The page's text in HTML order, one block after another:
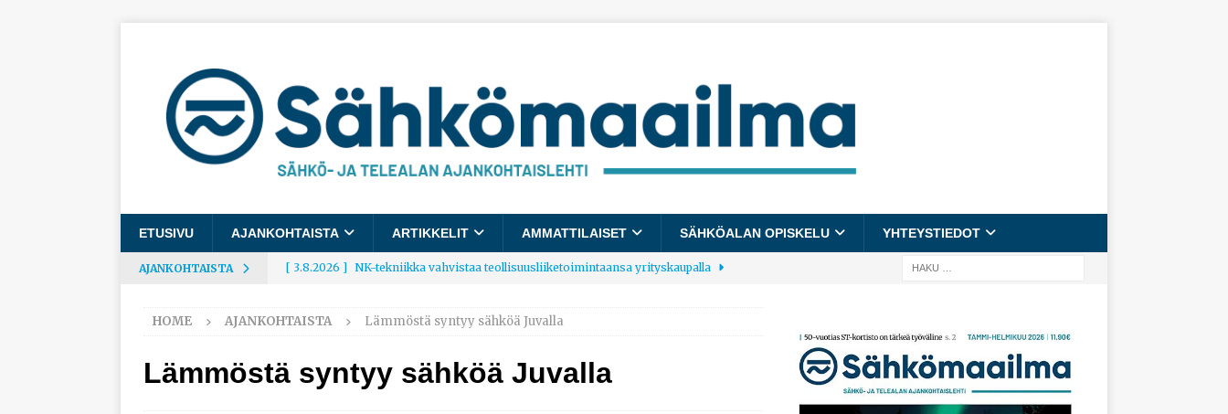
ETUSIVU AJANKOHTAISTA ARTIKKELIT AMMATTILAISET SÄHKÖALAN OPISKELU YHTEYSTIEDOT
AJANKOHTAISTA [ 3.8.2026 ] NK-tekniikka vahvistaa teollisuusliiketoimintaansa yrityskaupalla
[ 3.8.2026 ] Rakennusalalle tulee käyttöön yhteinen kestävyysraportointimalli
AJANKOHTAISTA
[ 3.8.2026 ] Työelämägallup: Pienet työpaikat saavat parhaat arvosanat
HOME AJANKOHTAISTA Lämmöstä syntyy sähköä Juvalla
Lämmöstä syntyy sähköä Juvalla